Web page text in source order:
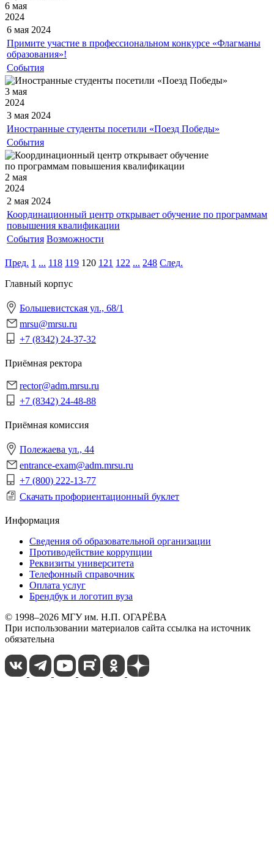
6 мая
2024
6 мая 2024
Примите участие в профессиональном конкурсе «Флагманы
образования»!
События
3 мая
2024
3 мая 2024
Иностранные студенты посетили «Поезд Победы»
События
2 мая
2024
2 мая 2024
Координационный центр открывает обучение по программам
повышения квалификации
События Возможности
Пред. 1 ... 118 119 120 121 122 ... 248 След.
Главный корпус
Большевистская ул., 68/1
mrsu@mrsu.ru
+7 (8342) 24-37-32
Приёмная ректора
rector@adm.mrsu.ru
+7 (8342) 24-48-88
Приёмная комиссия
Полежаева ул., 44
entrance-exam@adm.mrsu.ru
+7 (800) 222-13-77
Скачать профориентационный буклет
Информация
Сведения об образовательной организации
Противодействие коррупции
Реквизиты университета
Телефонный справочник
Оплата услуг
Брендбук и логотип вуза
© 1998–2026 МГУ им. Н.П. ОГАРЁВА
При использовании материалов сайта ссылка на источник
обязательна